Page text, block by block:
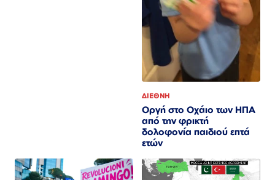
ΔΙΕΘΝΗ
Οργή στο Οχάιο των ΗΠΑ
από την φρικτή
δολοφονία παιδιού επτά
ετών